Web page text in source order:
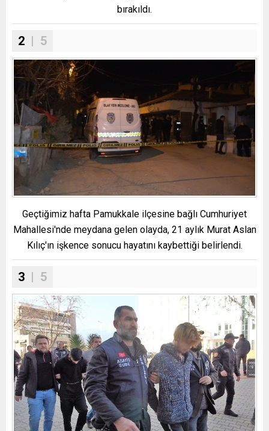
bırakıldı.
2 | 5
Geçtiğimiz hafta Pamukkale ilçesine bağlı Cumhuriyet
Mahallesi'nde meydana gelen olayda, 21 aylık Murat Aslan
Kılıç'ın işkence sonucu hayatını kaybettiği belirlendi.
3 | 5